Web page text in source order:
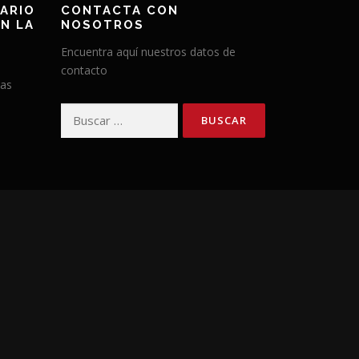
LA
CONTACTA CON
NOSOTROS
Encuentra aquí nuestros datos de
contacto